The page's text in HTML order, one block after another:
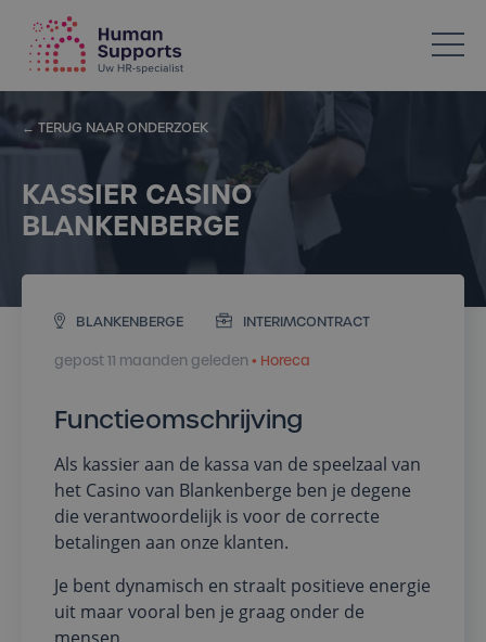
Votre spécialiste en ressources humaines dans l’Horeca
← TERUG NAAR ONDERZOEK
KASSIER CASINO
BLANKENBERGE
BLANKENBERGE INTERIMCONTRACT
gepost 11 maanden geleden • Horeca
Functieomschrijving
Als kassier aan de kassa van de speelzaal van
het Casino van Blankenberge ben je degene
die verantwoordelijk is voor de correcte
betalingen aan onze klanten.
Je bent dynamisch en straalt positieve energie
uit maar vooral ben je graag onder de